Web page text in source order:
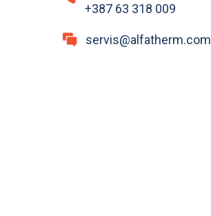
+387 63 318 009
servis@alfatherm.com